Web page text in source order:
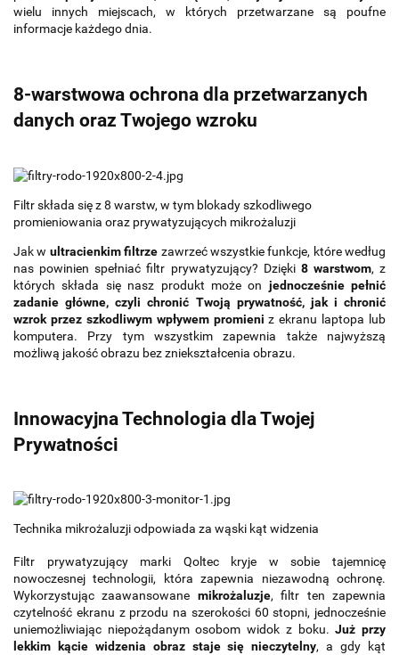
wielu innych miejscach, w których przetwarzane są poufne
informacje każdego dnia.
8-warstwowa ochrona dla przetwarzanych
danych oraz Twojego wzroku
Filtr składa się z 8 warstw, w tym blokady szkodliwego
promieniowania oraz prywatyzujących mikrożaluzji
Jak w ultracienkim filtrze zawrzeć wszystkie funkcje, które według
nas powinien spełniać filtr prywatyzujący? Dzięki 8 warstwom, z
których składa się nasz produkt może on jednocześnie pełnić
zadanie główne, czyli chronić Twoją prywatność, jak i chronić
wzrok przez szkodliwym wpływem promieni z ekranu laptopa lub
komputera. Przy tym wszystkim zapewnia także najwyższą
możliwą jakość obrazu bez zniekształcenia obrazu.
Innowacyjna Technologia dla Twojej
Prywatności
Technika mikrożaluzji odpowiada za wąski kąt widzenia
Filtr prywatyzujący marki Qoltec kryje w sobie tajemnicę
nowoczesnej technologii, która zapewnia niezawodną ochronę.
Wykorzystując zaawansowane mikrożaluzje, filtr ten zapewnia
czytelność ekranu z przodu na szerokości 60 stopni, jednocześnie
uniemożliwiając niepożądanym osobom widok z boku.Już przy
lekkim kącie widzenia obraz staje się nieczytelny, a gdy kąt